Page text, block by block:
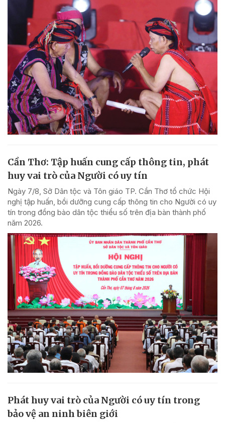
Cần Thơ: Tập huấn cung cấp thông tin, phát
huy vai trò của Người có uy tín
Ngày 7/8, Sở Dân tộc và Tôn giáo TP. Cần Thơ tổ chức Hội
nghị tập huấn, bồi dưỡng cung cấp thông tin cho Người có uy
tín trong đồng bào dân tộc thiểu số trên địa bàn thành phố
năm 2026.
Phát huy vai trò của Người có uy tín trong
bảo vệ an ninh biên giới